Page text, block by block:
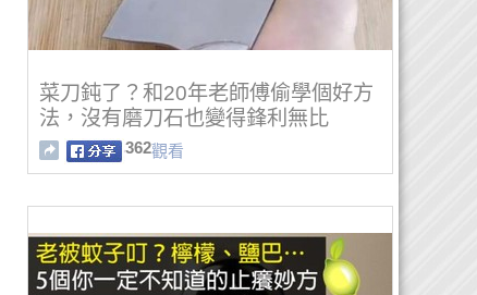
菜刀鈍了？和20年老師傅偷學個好方
法，沒有磨刀石也變得鋒利無比
362觀看